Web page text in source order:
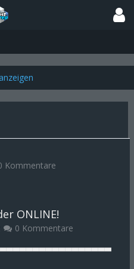
Kommentare
ONLINE!
0 Kommentare